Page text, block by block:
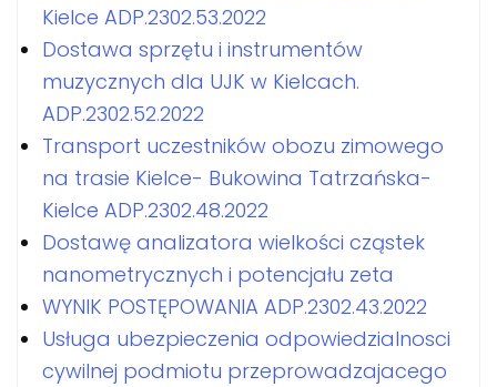
Kielce ADP.2302.53.2022
Dostawa sprzętu i instrumentów
muzycznych dla UJK w Kielcach.
ADP.2302.52.2022
Transport uczestników obozu zimowego
na trasie Kielce- Bukowina Tatrzańska-
Kielce ADP.2302.48.2022
Dostawę analizatora wielkości cząstek
nanometrycznych i potencjału zeta
WYNIK POSTĘPOWANIA ADP.2302.43.2022
Usługa ubezpieczenia odpowiedzialnosci
cywilnej podmiotu przeprowadzajacego